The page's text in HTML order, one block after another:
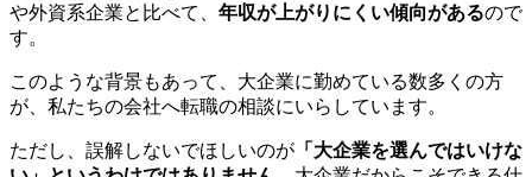
や外資系企業と比べて、 年収が上がりにくい傾向があるので
す。
このような背景もあって、大企業に勤めている数多くの方
が、私たちの会社へ転職の相談にいらしています。
ただし、誤解しないでほしいのが 「大企業を選んではいけな